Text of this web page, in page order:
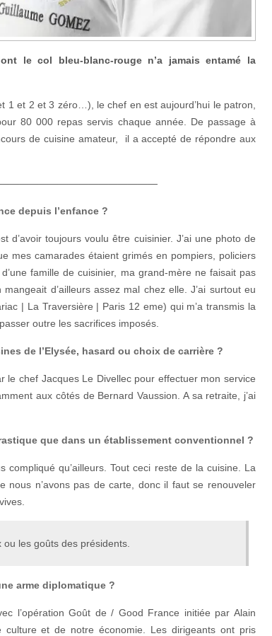
le col bleu-blanc-rouge n’a jamais entamé la
1 et 2 et 3 zéro…), le chef en est aujourd’hui le patron,
80 000 repas servis chaque année. De passage à
de cuisine amateur, il a accepté de répondre aux
———————————
depuis l’enfance ?
d’avoir toujours voulu être cuisinier. J’ai une photo de
mes camarades étaient grimés en pompiers, policiers
famille de cuisinier, ma grand-mère ne faisait pas
d’ailleurs assez mal chez elle. J’ai surtout eu
| La Traversière | Paris 12 eme) qui m’a transmis la
outre les sacrifices imposés.
de l’Elysée, hasard ou choix de carrière ?
le chef Jacques Le Divellec pour effectuer mon service
aux côtés de Bernard Vaussion. A sa retraite, j’ai
que dans un établissement conventionnel ?
compliqué qu’ailleurs. Tout ceci reste de la cuisine. La
nous n’avons pas de carte, donc il faut se renouveler
les goûts des présidents.
arme diplomatique ?
l’opération Goût de / Good France initiée par Alain
culture et de notre économie. Les dirigeants ont pris